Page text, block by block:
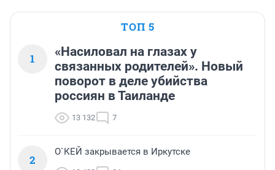
ТОП 5
1
«Насиловал на глазах у
связанных родителей». Новый
поворот в деле убийства
россиян в Таиланде
13 132 7
2
О`КЕЙ закрывается в Иркутске